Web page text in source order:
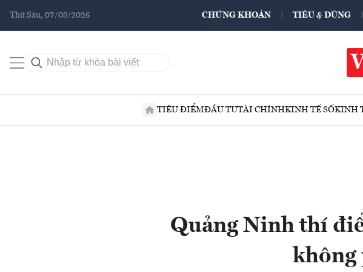
Thứ Sáu, 07/08/2026 CHỨNG KHOÁN TIÊU & DÙNG
TIÊU ĐIỂMĐẦU TƯTÀI CHÍNHKINH TẾ SỐKINH
Quảng Ninh thí
không